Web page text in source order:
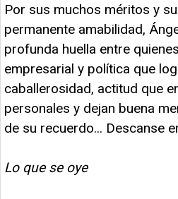
Por sus muchos méritos y
permanente amabilidad,
profunda huella entre
empresarial y política que
caballerosidad, actitud que
personales y dejan buena
de su recuerdo... Descanse
Lo que se oye